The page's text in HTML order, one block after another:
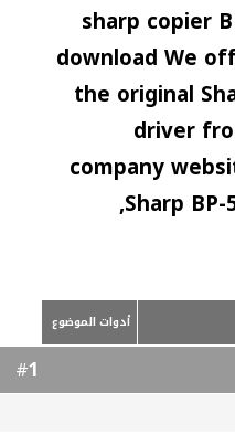
sharp copier
download We
the original
driver
company
Sharp
أدوات الموضوع
1